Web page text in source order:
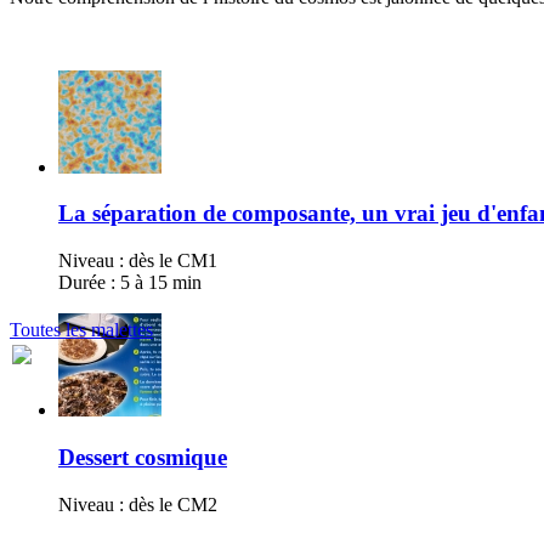
La séparation de composante, un vrai jeu
Niveau : dès le CM1
Durée : 5 à 15 min
Dessert cosmique
Niveau : dès le CM2
Toutes les malettes